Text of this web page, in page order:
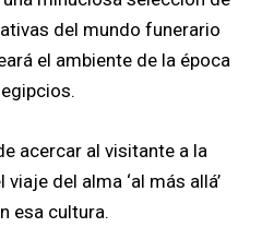
del mundo funerario
el ambiente de la época
acercar al visitante a la
del alma ‘al más allá’
esa cultura.